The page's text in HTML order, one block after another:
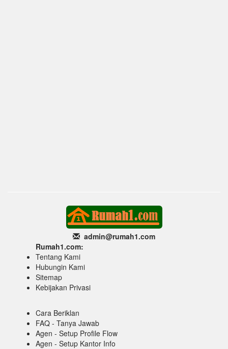
admin@rumah1.com
Rumah1.com:
Tentang Kami
Hubungin Kami
Sitemap
Kebijakan Privasi
Cara Beriklan
FAQ - Tanya Jawab
Agen - Setup Profile Flow
Agen - Setup Kantor Info